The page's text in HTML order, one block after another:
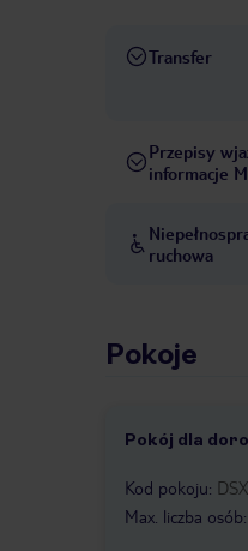
Transfer
Przepisy
informacje
ruchowa
Pokoje
Pokój dla
Kod pokoju:
Max. liczba osób: